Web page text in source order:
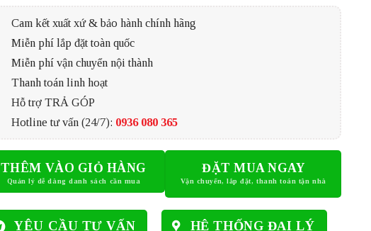
Cam kết xuất xứ & bảo hành chính hãng
Miễn phí lắp đặt toàn quốc
Miễn phí vận chuyển nội thành
Thanh toán linh hoạt
Hỗ trợ TRẢ GÓP
Hotline tư vấn (24/7): 0936 080 365
THÊM VÀO GIỎ HÀNG ĐẶT MUA NGAY
YÊU CẦU TƯ VẤN HỆ THỐNG ĐẠI LÝ